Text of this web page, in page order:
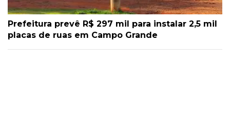
Prefeitura prevê R$ 297 mil para instalar 2,5 mil
placas de ruas em Campo Grande